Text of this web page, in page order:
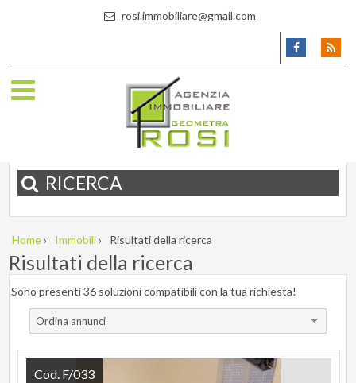
rosi.immobiliare@gmail.com
RICERCA
Home› Immobili› Risultati della ricerca
Risultati della ricerca
Sono presenti 36 soluzioni compatibili con la tua richiesta!
Ordina annunci
Cod. F/033